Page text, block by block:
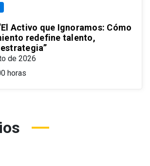
Activo que Ignoramos: Cómo
redefine talento,
de 2026
horas